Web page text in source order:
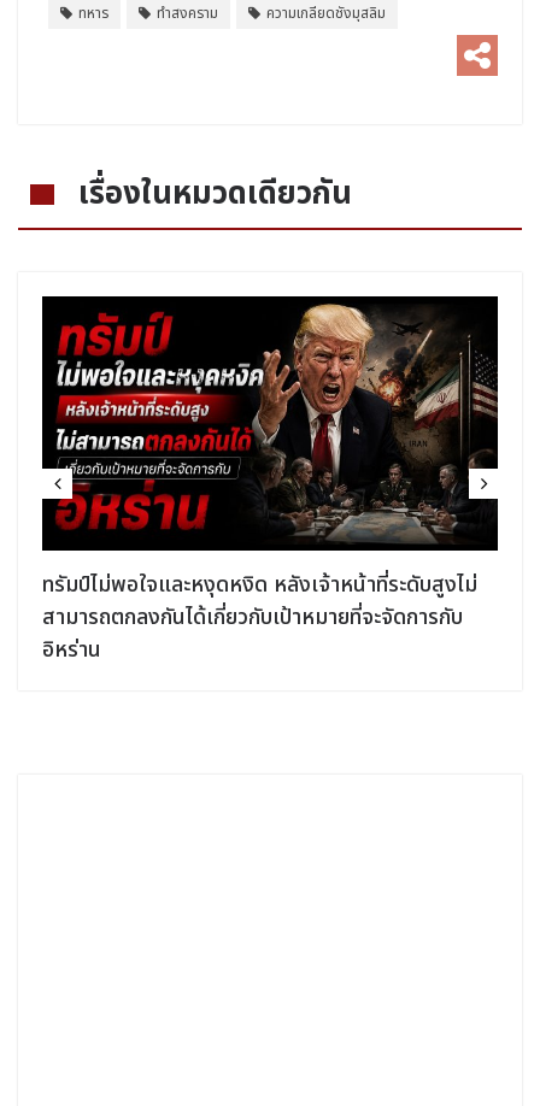
ทหาร
ทำสงคราม ความเกลียดชังมุสลิม
เรื่องในหมวดเดียวกัน
ทรัมป์ไม่พอใจและหงุดหงิด หลังเจ้าหน้าที่ระดับสูงไม่
สามารถตกลงกันได้เกี่ยวกับเป้าหมายที่จะจัดการกับ
อิหร่าน